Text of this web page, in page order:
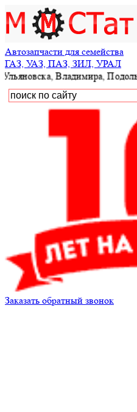
Автозапчасти для семейства
ГАЗ, УАЗ, ПАЗ, ЗИЛ, УРАЛ
Владимира, Подольска
Заказать обратный звонок